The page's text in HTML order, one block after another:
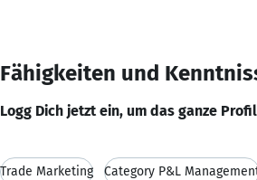
Fähigkeiten und
Logg Dich jetzt ein, um das ganze
Trade Marketing Category P&L